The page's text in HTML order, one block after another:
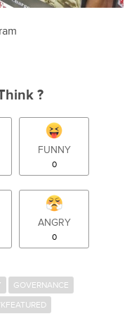
?
FUNNY
0
ANGRY
0
GOVERNANCE